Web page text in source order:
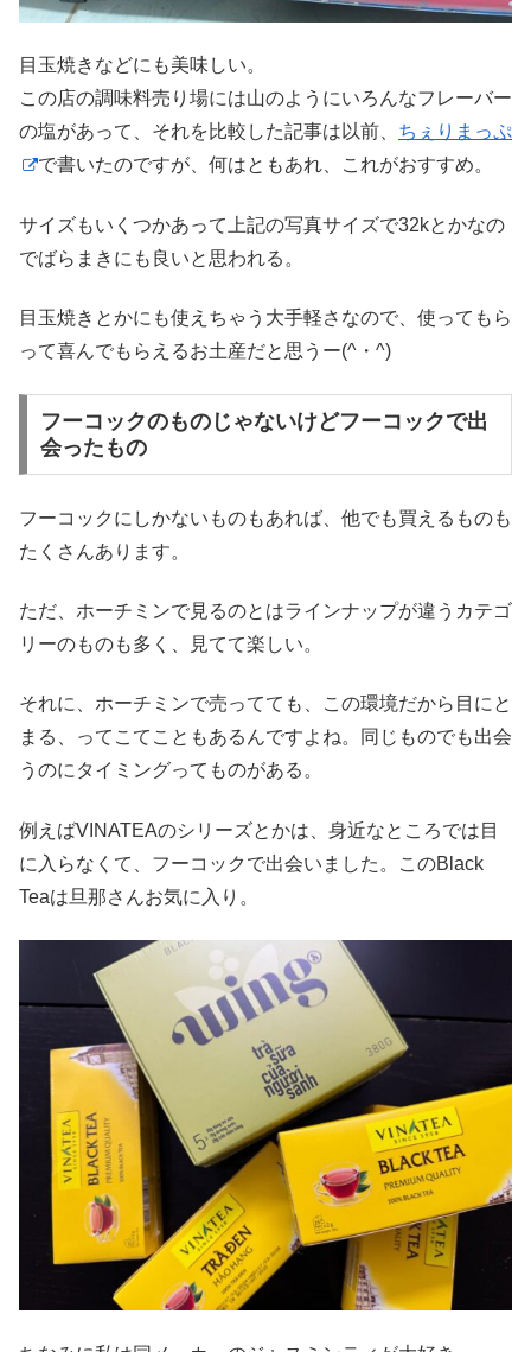
目玉焼きなどにも美味しい。
この店の調味料売り場には山のようにいろんなフレーバー
の塩があって、それを比較した記事は以前、 ちぇりまっぷ
で書いたのですが、何はともあれ、これがおすすめ。
サイズもいくつかあって上記の写真サイズで32kとかなの
でばらまきにも良いと思われる。
目玉焼きとかにも使えちゃう大手軽さなので、使ってもら
って喜んでもらえるお土産だと思うー(^・^)
フーコックのものじゃないけどフーコックで出
会ったもの
フーコックにしかないものもあれば、他でも買えるものも
たくさんあります。
ただ、ホーチミンで見るのとはラインナップが違うカテゴ
リーのものも多く、見てて楽しい。
それに、ホーチミンで売ってても、この環境だから目にと
まる、ってこてこともあるんですよね。同じものでも出会
うのにタイミングってものがある。
例えばVINATEAのシリーズとかは、身近なところでは目
に入らなくて、フーコックで出会いました。このBlack
Teaは旦那さんお気に入り。